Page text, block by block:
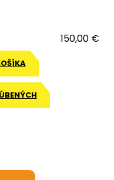
150,00 €